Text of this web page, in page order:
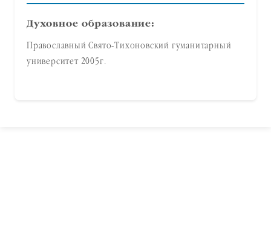
Духовное образование:
Православный Свято-Тихоновский гуманитарный
университет 2005г.